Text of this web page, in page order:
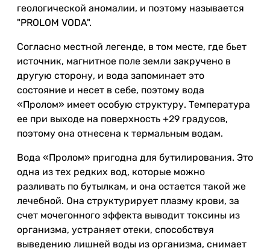
геологической аномалии, и поэтому называется
"PROLOM VODA".
Согласно местной легенде, в том месте, где бьет
источник, магнитное поле земли закручено в
другую сторону, и вода запоминает это
состояние и несет в себе, поэтому вода
«Пролом» имеет особую структуру. Температура
ее при выходе на поверхность +29 градусов,
поэтому она отнесена к термальным водам.
Вода «Пролом» пригодна для бутилирования. Это
одна из тех редких вод, которые можно
разливать по бутылкам, и она остается такой же
лечебной. Она структурирует плазму крови, за
счет мочегонного эффекта выводит токсины из
организма, устраняет отеки, способствуя
выведению лишней воды из организма, снимает